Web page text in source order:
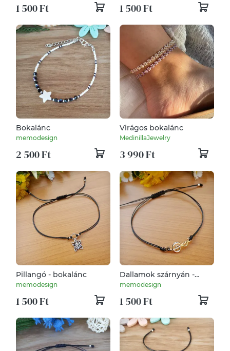
1 500 Ft 1 500 Ft
Bokalánc
memodesign
2 500 Ft
Virágos bokalánc
MedinillaJewelry
3 990 Ft
Pillangó - bokalánc
memodesign
1 500 Ft
Dallamok szárnyán -
bokalánc
memodesign
1 500 Ft